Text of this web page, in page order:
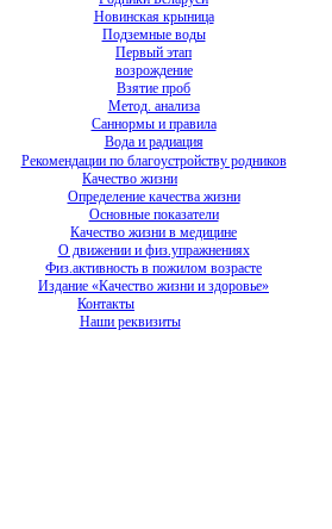
Новинская крыница
Подземные воды
Первый этап
возрождение
Взятие проб
Метод. анализа
Саннормы и правила
Вода и радиация
Рекомендации по благоустройству родников
Качество жизни
Определение качества жизни
Основные показатели
Качество жизни в медицине
О движении и физ.упражнениях
Физ.активность в пожилом возрасте
Издание «Качество жизни и здоровье»
Контакты
Наши реквизиты